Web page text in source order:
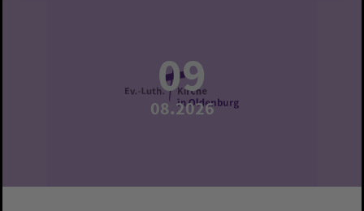
09
08.2026